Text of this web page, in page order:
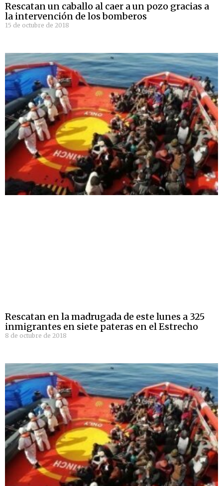
Rescatan un caballo al caer a un pozo gracias a
la intervención de los bomberos
15 de octubre de 2018
Rescatan en la madrugada de este lunes a 325
inmigrantes en siete pateras en el Estrecho
8 de octubre de 2018